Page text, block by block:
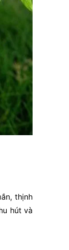
thịnh
hút và